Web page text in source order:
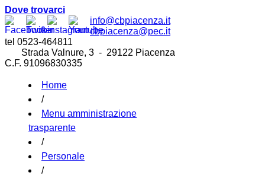
Dove trovarci
info@cbpiacenza.it
cbpiacenza@pec.it
tel 0523-464811
Strada Valnure, 3 - 29122 Piacenza
C.F. 91096830335
Home
/
Menu amministrazione
trasparente
/
Personale
/